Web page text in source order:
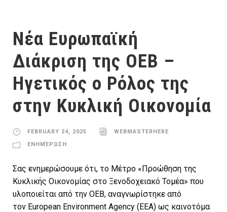
Νέα Ευρωπαϊκή
Διάκριση της ΟΕΒ –
Ηγετικός ο Ρόλος της
στην Κυκλική Οικονομία
FEBRUARY 24, 2025
WEBMASTERHERE
ΕΝΗΜΈΡΩΣΗ
Σας ενημερώσουμε ότι, το Μέτρο «Προώθηση της
Κυκλικής Οικονομίας στο Ξενοδοχειακό Τομέα» που
υλοποιείται από την ΟΕΒ, αναγνωρίστηκε από
τον European Environment Agency (EEA) ως καινοτόμα